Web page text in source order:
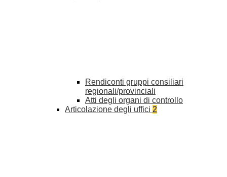
Rendiconti gruppi consiliari
regionali/provinciali
Atti degli organi di controllo
Articolazione degli uffici 2